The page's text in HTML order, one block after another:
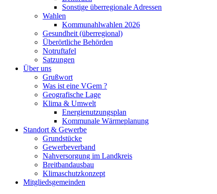
Sonstige überregionale Adressen
Wahlen
Kommunahlwahlen 2026
Gesundheit (überregional)
Überörtliche Behörden
Notruftafel
Satzungen
Über uns
Grußwort
Was ist eine VGem ?
Geografische Lage
Klima & Umwelt
Energienutzungsplan
Kommunale Wärmeplanung
Standort & Gewerbe
Grundstücke
Gewerbeverband
Nahversorgung im Landkreis
Breitbandausbau
Klimaschutzkonzept
Mitgliedsgemeinden